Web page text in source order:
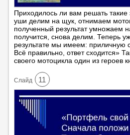
Приходилось ли вам решать
уши делим на щук, отнимаем
полученный результат умножаем
получится, снова делим. Теперь
результате мы имеем: приличную
Всё правильно, ответ сходится»
своего мотоцикла один из героев
Cлайд 11